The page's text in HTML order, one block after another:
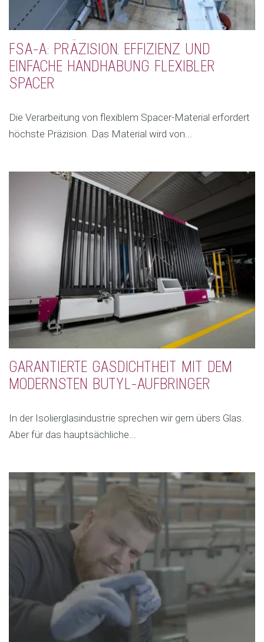
FSA-A: PRÄZISION, EFFIZIENZ UND
EINFACHE HANDHABUNG FLEXIBLER
SPACER
Die Verarbeitung von flexiblem Spacer-Material erfordert
höchste Präzision. Das Material wird von...
GARANTIERTE GASDICHTHEIT MIT DEM
MODERNSTEN BUTYL-AUFBRINGER
In der Isolierglasindustrie sprechen wir gern übers Glas.
Aber für das hauptsächliche...